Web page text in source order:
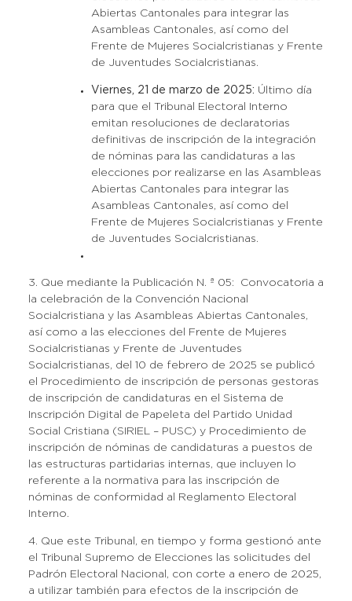
Abiertas Cantonales para integrar las
Asambleas Cantonales, así como del
Frente de Mujeres Socialcristianas y Frente
de Juventudes Socialcristianas.
Viernes, 21 de marzo de 2025: Último día
para que el Tribunal Electoral Interno
emitan resoluciones de declaratorias
definitivas de inscripción de la integración
de nóminas para las candidaturas a las
elecciones por realizarse en las Asambleas
Abiertas Cantonales para integrar las
Asambleas Cantonales, así como del
Frente de Mujeres Socialcristianas y Frente
de Juventudes Socialcristianas.
3. Que mediante la Publicación N. ª 05: Convocatoria a
la celebración de la Convención Nacional
Socialcristiana y las Asambleas Abiertas Cantonales,
así como a las elecciones del Frente de Mujeres
Socialcristianas y Frente de Juventudes
Socialcristianas, del 10 de febrero de 2025 se publicó
el Procedimiento de inscripción de personas gestoras
de inscripción de candidaturas en el Sistema de
Inscripción Digital de Papeleta del Partido Unidad
Social Cristiana (SIRIEL – PUSC) y Procedimiento de
inscripción de nóminas de candidaturas a puestos de
las estructuras partidarias internas, que incluyen lo
referente a la normativa para las inscripción de
nóminas de conformidad al Reglamento Electoral
Interno.
4. Que este Tribunal, en tiempo y forma gestionó ante
el Tribunal Supremo de Elecciones las solicitudes del
Padrón Electoral Nacional, con corte a enero de 2025,
a utilizar también para efectos de la inscripción de